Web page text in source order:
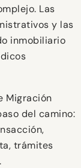
Las
y las
inmobiliario
Migración
del camino:
trámites